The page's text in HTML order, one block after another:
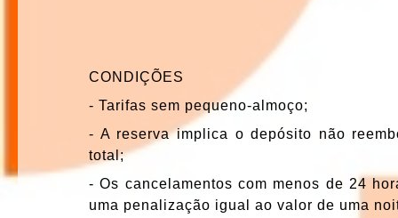
CONDIÇÕES
- Tarifas sem pequeno-almoço;
- A reserva implica o depósito não
total;
- Os cancelamentos com menos de 24
uma penalização igual ao valor de uma